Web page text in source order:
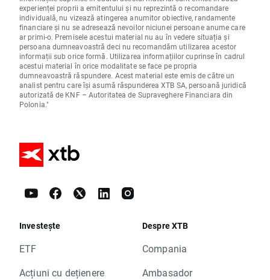
experienței proprii a emitentului și nu reprezintă o recomandare
individuală, nu vizează atingerea anumitor obiective, randamente
financiare și nu se adresează nevoilor niciunei persoane anume care
ar primi-o. Premisele acestui material nu au în vedere situația și
persoana dumneavoastră deci nu recomandăm utilizarea acestor
informații sub orice formă. Utilizarea informațiilor cuprinse în cadrul
acestui material în orice modalitate se face pe propria
dumneavoastră răspundere. Acest material este emis de către un
analist pentru care își asumă răspunderea XTB SA, persoană juridică
autorizată de KNF – Autoritatea de Supraveghere Financiara din
Polonia."
Investește
ETF
Acțiuni cu dețienere
Despre XTB
Compania
Ambasador